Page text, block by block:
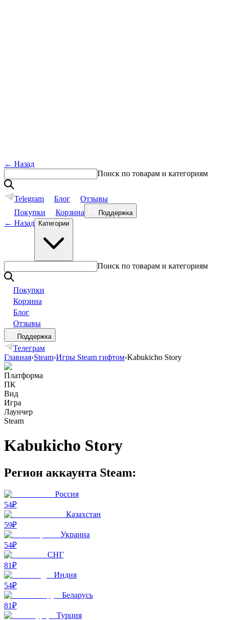
← Назад
Поиск по товарам и категориям
Telegram Блог
Отзывы
Покупки
Корзина Поддержка
← Назад Категории
Поиск по товарам и категориям
Покупки
Корзина
Блог
Отзывы
Поддержка
Телеграм
Главная›Steam›Игры Steam гифтом›Kabukicho Story
Платформа
ПК
Вид
Игра
Лаунчер
Steam
Kabukicho Story
Регион аккаунта Steam:
Россия
54₽
Казахстан
59₽
Украина
54₽
СНГ
81₽
Индия
54₽
Беларусь
81₽
Турция